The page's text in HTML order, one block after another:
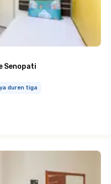
Senopati
duren tiga